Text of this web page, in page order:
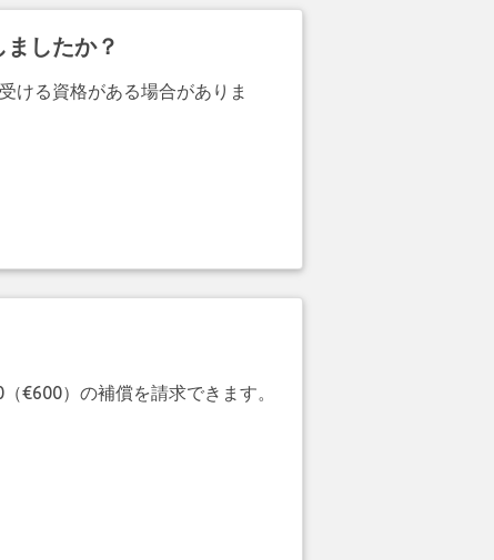
したか？
ける資格がある場合がありま
€600）の補償を請求できます。